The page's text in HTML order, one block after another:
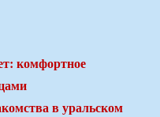
комфортное
в уральском